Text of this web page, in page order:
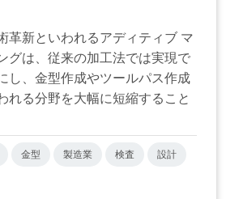
革新といわれるアディティブ マ
グは、従来の加工法では実現で
し、金型作成やツールパス作成
れる分野を大幅に短縮すること
金型 製造業 検査 設計